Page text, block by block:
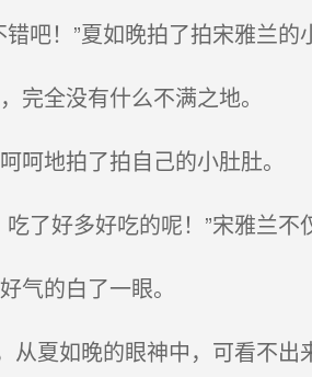
！”夏如晚拍了拍宋雅兰的
全没有什么不满之地。
地拍了拍自己的小肚肚。
了好多好吃的呢！”宋雅兰不
的白了一眼。
夏如晚的眼神中，可看不出